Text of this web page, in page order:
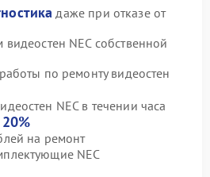
даже при отказе от
NEC собственной
по ремонту видеостен
NEC в течении часа
20%
на ремонт
NEC